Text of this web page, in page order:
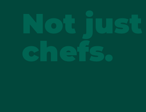
Not just
chefs.